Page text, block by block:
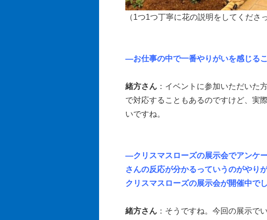
（1つ1つ丁寧に花の説明をしてくださ
―お仕事の中で一番やりがいを感じる
緒方さん：イベントに参加いただいた
で対応することもあるのですけど、実
いですね。
―クリスマスローズの展示会でアンケ
さんの反応が分かるっていうのがやり
クリスマスローズの展示会が開催中でし
緒方さん：そうですね。今回の展示で